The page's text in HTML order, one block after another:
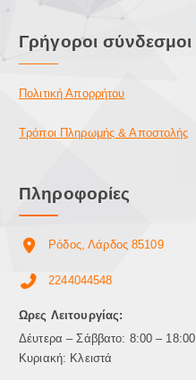
Γρήγοροι σύνδεσμοι
Πολιτική Απορρήτου
Τρόποι Πληρωμής & Αποστολής
Πληροφορίες
Ρόδος, Λάρδος 85109
2244044548
Ωρες Λειτουργίας:
Δέυτερα – Σάββατο: 8:00 – 18:00,
Κυριακή: Κλειστά